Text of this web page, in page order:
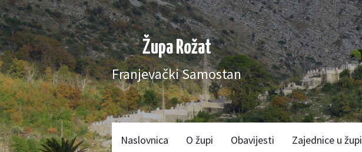
Župa Rožat
Franjevački Samostan
Naslovnica O župi Obavijesti Zajednice u župi